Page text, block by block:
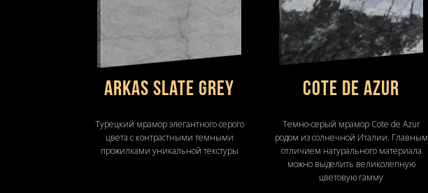
Arkas Slate Grey
Турецкий мрамор элегантного серого
цвета с контрастными темными
прожилками уникальной текстуры
Cote de Azur
Темно-серый мрамор Cote de Azur
родом из солнечной Италии. Главным
отличием натурального материала
можно выделить великолепную
цветовую гамму